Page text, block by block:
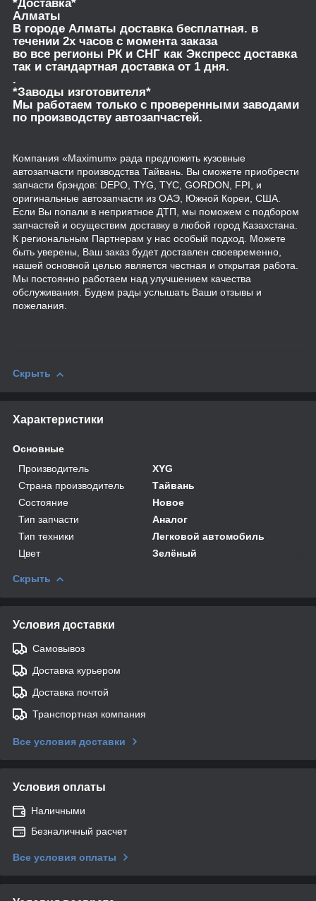
*Доставка*
Алматы
В городе Алматы доставка бесплатная. в
течении 2х часов с момента заказа
во все регионы РК и СНГ как Экспресс доставка
так и стандартная доставка от 1 дня.
.
*Заводы изготовителя*
Мы работаем только с проверенными заводами
по производству автозапчастей.
Компания «Maximum» рада предложить кузовные
автозапчасти производства Тайвань. Вы сможете приобрести
запчасти брэндов: DEPO, TYG, TYC, GORDON, FPI, и
оригинальные автозапчасти из ОАЭ, Южной Кореи, США.
Если Вы попали в неприятное ДТП, мы поможем с подбором
запчастей и осуществим доставку в любой город Казахстана.
К региональным Партнерам у нас особый подход. Можете
быть уверены, Ваш заказ будет доставлен своевременно,
нашей основной целью является честная и открытая работа.
Мы постоянно работаем над улучшением качества
обслуживания. Будем рады услышать Ваши отзывы и
пожелания.
Скрыть
Характеристики
Основные
Производитель
XYG
Страна производитель
Тайвань
Состояние
Новое
Тип запчасти
Аналог
Тип техники
Легковой автомобиль
Цвет
Зелёный
Скрыть
Условия доставки
Самовывоз
Доставка курьером
Доставка почтой
Транспортная компания
Все условия доставки
Условия оплаты
Наличными
Безналичный расчет
Все условия оплаты